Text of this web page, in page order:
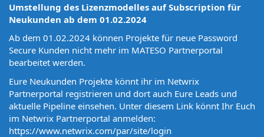
Umstellung des Lizenzmodelles auf Subscription für
Neukunden ab dem 01.02.2024
Ab dem 01.02.2024 können Projekte für neue Password
Secure Kunden nicht mehr im MATESO Partnerportal
bearbeitet werden.
Eure Neukunden Projekte könnt ihr im Netwrix
Partnerportal registrieren und dort auch Eure Leads und
aktuelle Pipeline einsehen. Unter diesem Link könnt Ihr Euch
im Netwrix Partnerportal anmelden:
https://www.netwrix.com/par/site/login